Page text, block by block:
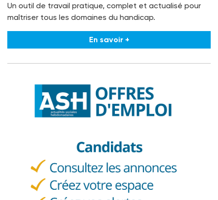
Un outil de travail pratique, complet et actualisé pour
maîtriser tous les domaines du handicap.
En savoir +